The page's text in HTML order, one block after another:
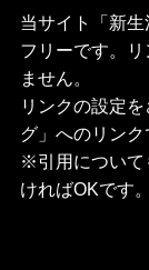
当サイト「新
フリーです。
ません。
リンクの設定
グ」へのリンク
※引用について
ければOKです。